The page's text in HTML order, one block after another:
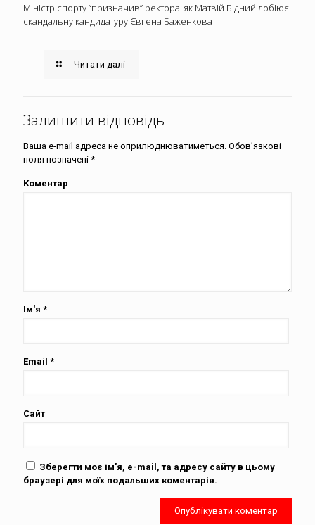
Міністр спорту “призначив” ректора: як Матвій Бідний лобіює
скандальну кандидатуру Євгена Баженкова
Читати далі
Залишити відповідь
Ваша e-mail адреса не оприлюднюватиметься. Обов’язкові
поля позначені *
Коментар
Ім'я *
Email *
Сайт
Зберегти моє ім'я, e-mail, та адресу сайту в цьому
браузері для моїх подальших коментарів.